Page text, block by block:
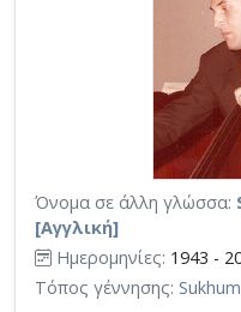
Όνομα σε άλλη γλώσσα:
[Αγγλική]
Ημερομηνίες: 1943 -
Τόπος γέννησης: